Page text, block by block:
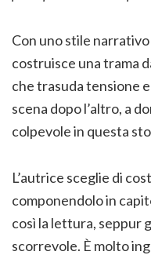
Con uno stile
costruisce una trama
che trasuda tensione
scena dopo l’altro, a
colpevole in questa
L’autrice sceglie di
componendolo in
così la lettura, seppur
scorrevole. È molto